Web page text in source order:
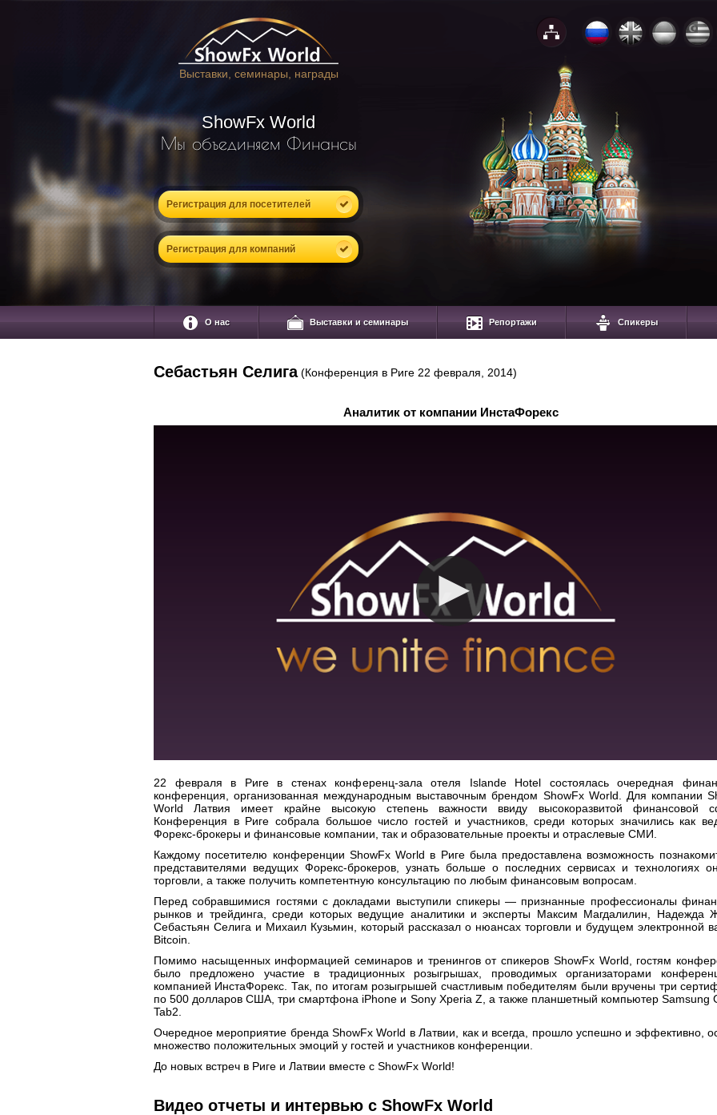
Выставки, семинары, награды
ShowFx World
Мы объединяем Финансы
Регистрация для посетителей
Регистрация для компаний
О нас Выставки и семинары Репортажи Спикеры
Себастьян Селига (Конференция в Риге 22 февраля, 2014)
Аналитик от компании ИнстаФорекс
22 февраля в Риге в стенах конференц-зала отеля Islande Hotel состоялась очередная
конференция, организованная международным выставочным брендом ShowFxWorld. Для компании
World Латвия имеет крайне высокую степень важности ввиду высокоразвитой финансовой
Конференция в Риге собрала большое число гостей и участников, среди которых значились как
Форекс-брокеры и финансовые компании, так и образовательные проекты и отраслевые СМИ.
Каждому посетителю конференции ShowFx World в Риге была предоставлена возможность
представителями ведущих Форекс-брокеров, узнать больше о последних сервисах и технологиях
торговли, а также получить компетентную консультацию по любым финансовым вопросам.
Перед собравшимися гостями с докладами выступили спикеры — признанные профессионалы
рынков и трейдинга, среди которых ведущие аналитики и эксперты Максим Магдалилин, Надежда
Себастьян Селига и Михаил Кузьмин, который рассказал о нюансах торговли и будущем электронной
Bitcoin.
Помимо насыщенных информацией семинаров и тренингов от спикеров ShowFxWorld, гостям
было предложено участие в традиционных розыгрышах, проводимых организаторами
компанией ИнстаФорекс. Так, по итогам розыгрышей счастливым победителям были вручены три
по 500 долларов США ,три смартфона iPhone и Sony Xperia Z а также планшетный компьютер Samsung
Tab2
Очередное мероприятие брендаShowFx World в Латвии, как и всегда, прошло успешно и эффективно,
множество положительных эмоций у гостей и участников конференции.
До новых встреч в Риге и Латвии вместе с ShowFx World!
Видео отчеты и интервью с ShowFx World